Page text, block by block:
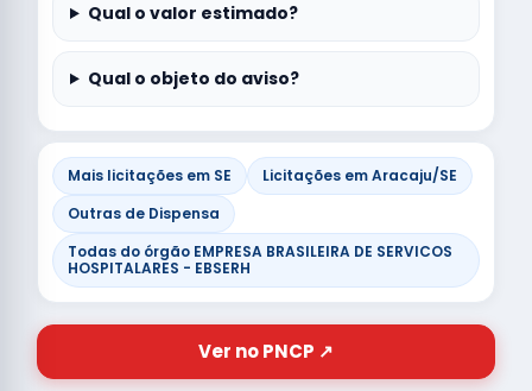
Qual o valor estimado?
Qual o objeto do aviso?
Mais licitações em SE
Licitações em Aracaju/SE
Outras de Dispensa
Todas do órgão EMPRESA BRASILEIRA DE SERVICOS
HOSPITALARES - EBSERH
Ver no PNCP ↗